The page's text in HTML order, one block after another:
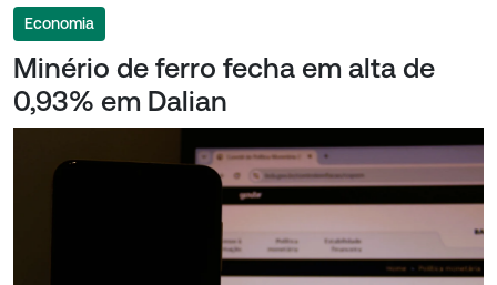
Economia
Minério de ferro fecha em alta de
0,93% em Dalian